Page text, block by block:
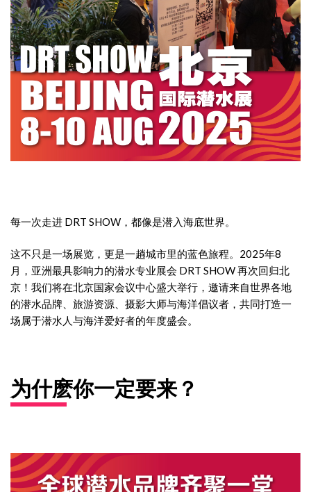
每一次走进 DRT SHOW，都像是潜入海底世界。
这不只是一场展览，更是一趟城市里的蓝色旅程。2025年8
月，亚洲最具影响力的潜水专业展会 DRT SHOW 再次回归北
京！我们将在北京国家会议中心盛大举行，邀请来自世界各地
的潜水品牌、旅游资源、摄影大师与海洋倡议者，共同打造一
场属于潜水人与海洋爱好者的年度盛会。
为什麽你一定要来？